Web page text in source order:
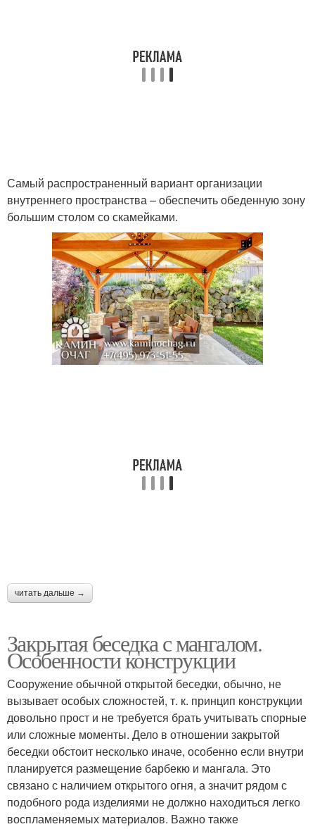
Китайская беседка Беседки на даче
Квадратные беседки
Многоугольные
беседки
Оригинальные беседки
Летняя беседка Полуоткрытая беседка
Самый распространенный вариант организации
внутреннего пространства – обеспечить обеденную зону
большим столом со скамейками.
читать дальше →
Закрытая беседка с мангалом.
Особенности конструкции
Сооружение обычной открытой беседки, обычно, не
вызывает особых сложностей, т. к. принцип конструкции
довольно прост и не требуется брать учитывать спорные
или сложные моменты. Дело в отношении закрытой
беседки обстоит несколько иначе, особенно если внутри
планируется размещение барбекю и мангала. Это
связано с наличием открытого огня, а значит рядом с
подобного рода изделиями не должно находиться легко
воспламеняемых материалов. Важно также